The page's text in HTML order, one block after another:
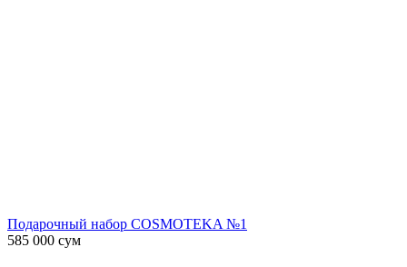
Подарочный набор COSMOTEKA №1
585 000 сум